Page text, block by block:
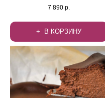
7 890 р.
В КОРЗИНУ